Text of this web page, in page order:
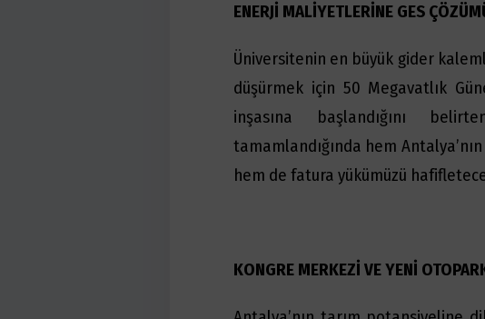
ENERJİ MALİYETLERİNE GES
Üniversitenin en büyük gider
düşürmek için 50 Megavatlık
inşasına başlandığını
tamamlandığında hem
hem de fatura yükümüzü
KONGRE MERKEZİ VE YENİ